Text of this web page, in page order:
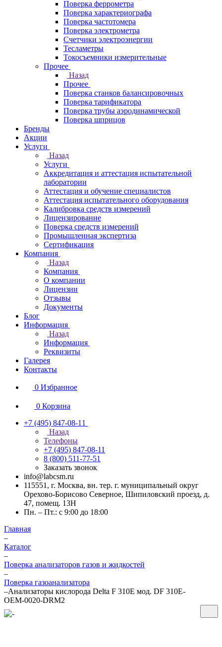
Поверка феррометра
Поверка характериографа
Поверка частотомера
Поверка электрометра
Счетчики электроэнергии
Тесламетры
Токосъемники измерительные
Прочее
Назад
Прочее
Поверка станков балансировочных
Поверка тарификатора
Поверка трубы аэродинамической
Поверка шприцов
Бренды
Акции
Услуги
Назад
Услуги
Аккредитация и аттестация испытательной
лаборатории
Аттестация и обучение специалистов
Аттестация испытательного оборудования
Калибровка средств измерений
Лицензирование
Поверка средств измерений
Промышленная экспертиза
Сертификация
Компания
Назад
Компания
О компании
Лицензии
Отзывы
Документы
Блог
Информация
Назад
Информация
Реквизиты
Галерея
Контакты
0 Избранное
0 Корзина
+7 (495) 847-08-11
Назад
Телефоны
+7 (495) 847-08-11
8 (800) 511-77-51
Заказать звонок
info@labcsm.ru
115551, г. Москва, вн. тер. г. муниципальный округ
Орехово-Борисово Северное, Шипиловский проезд, д.
47, помещ. 13Н
Пн. – Пт.: с 9:00 до 18:00
Главная
–
Каталог
–
Поверка анализаторов газов и жидкостей
–
Поверка газоанализатора
–Анализаторы кислорода Delta F 310E мод. DF 310E-
ОЕМ-0020-DRM2